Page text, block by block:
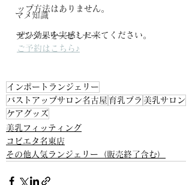
マメ知識
ランジェリーセミナー
ップ方法はありません。
ぜひ効果を実感しに来てください。
ご予約はこちら♪
インポートランジェリー
バストアップサロン名古屋 育乳ブラ 美乳サロン
ケアグッズ
美乳フィッティング
コビエタ名東店
その他人気ランジェリー（販売終了含む）